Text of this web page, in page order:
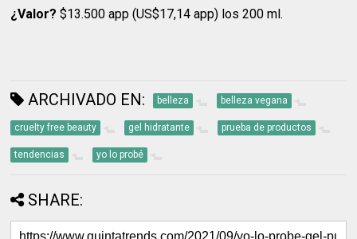
¿Valor? $13.500 app (US$17,14 app) los 200 ml.
ARCHIVADO EN: belleza belleza vegana
cruelty free beauty gel hidratante prueba de productos
tendencias yo lo probé
SHARE: